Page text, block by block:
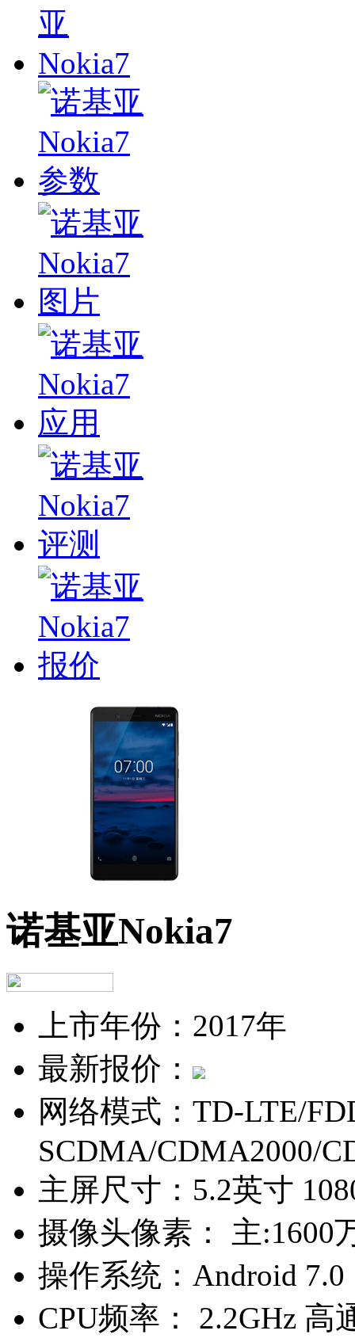
诺基亚Nokia7
上市年份： 2017年
最新报价：
网络模式： TD-LTE/
SCDMA/CDMA2000/
主屏尺寸： 5.2英寸
摄像头像素：
主:1600
操作系统： Android 7.0
CPU频率：
2.2GHz 高